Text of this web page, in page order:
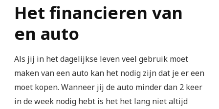
Het financieren van
en auto
Als jij in het dagelijkse leven veel gebruik moet
maken van een auto kan het nodig zijn dat je er een
moet kopen. Wanneer jij de auto minder dan 2 keer
in de week nodig hebt is het het lang niet altijd